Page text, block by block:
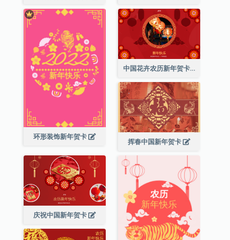
环形装饰新年贺卡
中国花卉农历新年贺卡
挥春中国新年贺卡
庆祝中国新年贺卡